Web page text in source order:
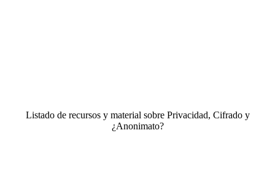
Listado de recursos y material sobre Privacidad, Cifrado y
¿Anonimato?